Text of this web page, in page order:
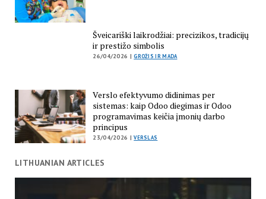
Šveicariški laikrodžiai: precizikos, tradicijų
ir prestižo simbolis
26/04/2026 |GROŽIS IR MADA
Verslo efektyvumo didinimas per
sistemas: kaip Odoo diegimas ir Odoo
programavimas keičia įmonių darbo
principus
23/04/2026 |VERSLAS
LITHUANIAN ARTICLES